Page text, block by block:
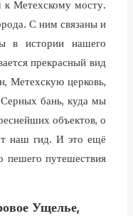
Метехскому мосту.
С ним связаны и
в истории нашего
прекрасный вид
Метехскую церковь,
бань, куда мы
объектов, о
наш гид. И это ещё
пешего путешествия
Ущелье,